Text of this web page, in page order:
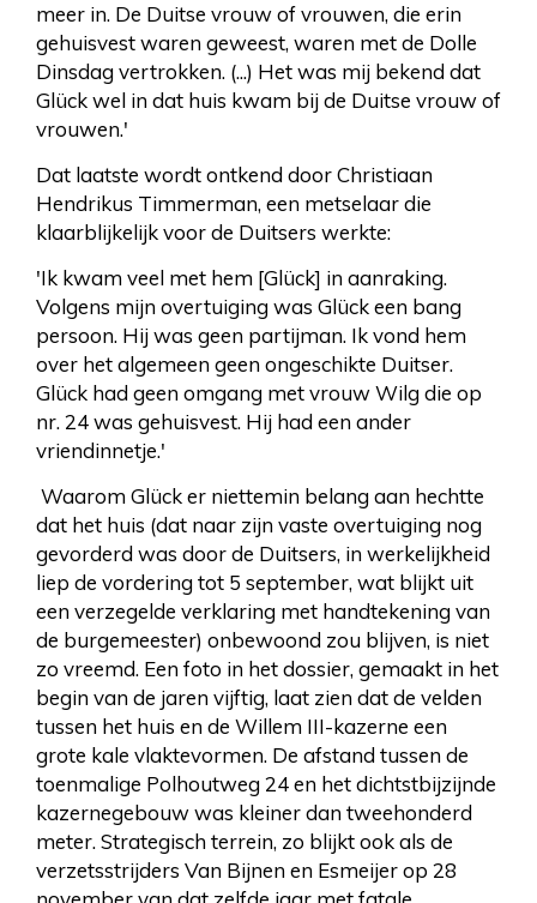
meer in. De Duitse vrouw of vrouwen, die erin
gehuisvest waren geweest, waren met de Dolle
Dinsdag vertrokken. (...) Het was mij bekend dat
Glück wel in dat huis kwam bij de Duitse vrouw of
vrouwen.'
Dat laatste wordt ontkend door Christiaan
Hendrikus Timmerman, een metselaar die
klaarblijkelijk voor de Duitsers werkte:
'Ik kwam veel met hem [Glück] in aanraking.
Volgens mijn overtuiging was Glück een bang
persoon. Hij was geen partijman. Ik vond hem
over het algemeen geen ongeschikte Duitser.
Glück had geen omgang met vrouw Wilg die op
nr. 24 was gehuisvest. Hij had een ander
vriendinnetje.'
Waarom Glück er niettemin belang aan hechtte
dat het huis (dat naar zijn vaste overtuiging nog
gevorderd was door de Duitsers, in werkelijkheid
liep de vordering tot 5 september, wat blijkt uit
een verzegelde verklaring met handtekening van
de burgemeester) onbewoond zou blijven, is niet
zo vreemd. Een foto in het dossier, gemaakt in het
begin van de jaren vijftig, laat zien dat de velden
tussen het huis en de Willem III-kazerne een
grote kale vlaktevormen. De afstand tussen de
toenmalige Polhoutweg 24 en het dichtstbijzijnde
kazernegebouw was kleiner dan tweehonderd
meter. Strategisch terrein, zo blijkt ook als de
verzetsstrijders Van Bijnen en Esmeijer op 28